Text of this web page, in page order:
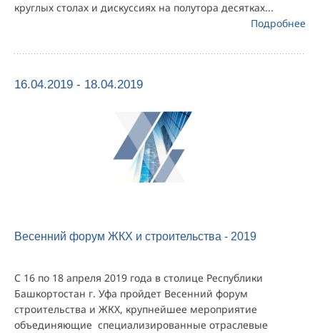
круглых столах и дискуссиях на полутора десятках...
Подробнее
16.04.2019 - 18.04.2019
Весенний форум ЖКХ и строительства - 2019
С 16 по 18 апреля 2019 года в столице Республики
Башкортостан г. Уфа пройдет Весенний форум
строительства и ЖКХ, крупнейшее мероприятие
объединяющие специализированные отраслевые